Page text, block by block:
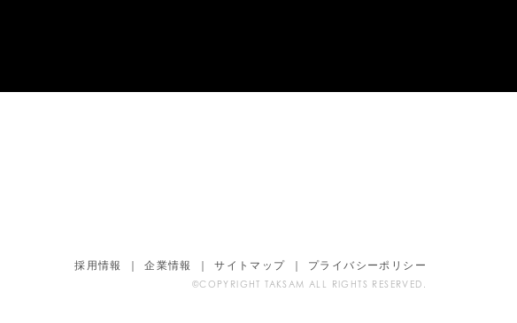
採用情報 企業情報 サイトマップ プライバシーポリシー
©COPYRIGHT TAKSAM ALL RIGHTS RESERVED.